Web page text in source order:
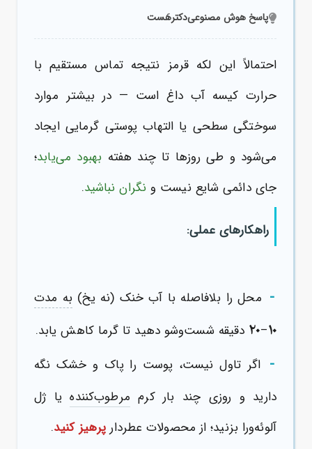
پاسخ هوش مصنوعیدکترهَست
احتمالاً این لکه قرمز نتیجه تماس مستقیم با
حرارت کیسه آب داغ است — در بیشتر موارد
سوختگی سطحی یا التهاب پوستی گرمایی ایجاد
می‌شود و طی روزها تا چند هفته بهبود می‌یابد؛
جای دائمی شایع نیست و نگران نباشید.
راهکارهای عملی:
- محل را بلافاصله با آب خنک (نه یخ) به مدت
۱۰–۲۰ دقیقه شست‌و‌شو دهید تا گرما کاهش یابد.
- اگر تاول نیست، پوست را پاک و خشک نگه
دارید و روزی چند بار کرم مرطوب‌کنندهیا ژل
آلوئه‌ورا بزنید؛ از محصولات عطردار پرهیز کنید.